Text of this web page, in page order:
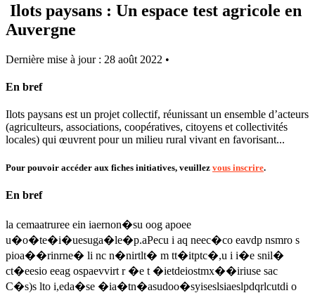
Ilots paysans : Un espace test agricole en
Auvergne
Dernière mise à jour : 28 août 2022 •
En bref
Ilots paysans est un projet collectif, réunissant un ensemble d’acteurs
(agriculteurs, associations, coopératives, citoyens et collectivités
locales) qui œuvrent pour un milieu rural vivant en favorisant...
Pour pouvoir accéder aux fiches initiatives, veuillez vous inscrire.
En bref
la cemaatruree ein iaernon�su oog apoee
u�o�te�i�uesuga�le�p.aPecu i aq neec�co eavdp nsmro s
pioa��rinrne� li nc n�nirtlt� m tt�itptc�,u i i�e snil�
ct�eesio eeag ospaevvirt r �e t �ietdeiostmx��iriuse sac
C�s)s lto i,eda�se �ia�tn�asudoo�syiseslsiaeslpdqrlcutdi o